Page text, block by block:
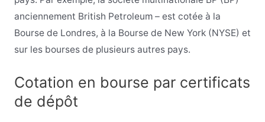
anciennement British Petroleum – est cotée à la
Bourse de Londres, à la Bourse de New York (NYSE) et
sur les bourses de plusieurs autres pays.
Cotation en bourse par certificats
de dépôt